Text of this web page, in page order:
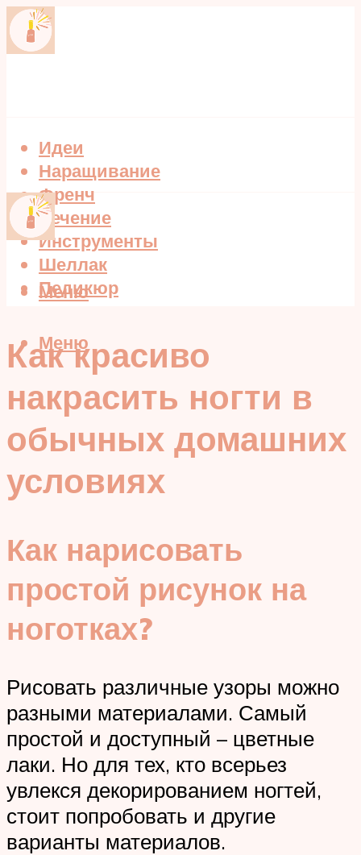
Идеи
Наращивание
Френч
Лечение
Инструменты
Шеллак
Педикюр
Меню
Меню
Как красиво
накрасить ногти в
обычных домашних
условиях
Как нарисовать
простой рисунок на
ноготках?
Рисовать различные узоры можно
разными материалами. Самый
простой и доступный – цветные
лаки. Но для тех, кто всерьез
увлекся декорированием ногтей,
стоит попробовать и другие
варианты материалов.